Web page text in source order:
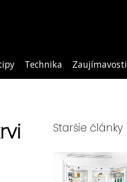
Technika Zaujímavosti
Staršie články